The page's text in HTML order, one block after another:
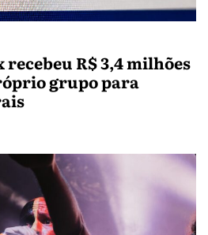
R$ 3,4 milhões
grupo para